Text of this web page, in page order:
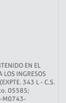
EN EL
LOS INGRESOS
343 L - C.S.
05585;
M0743-